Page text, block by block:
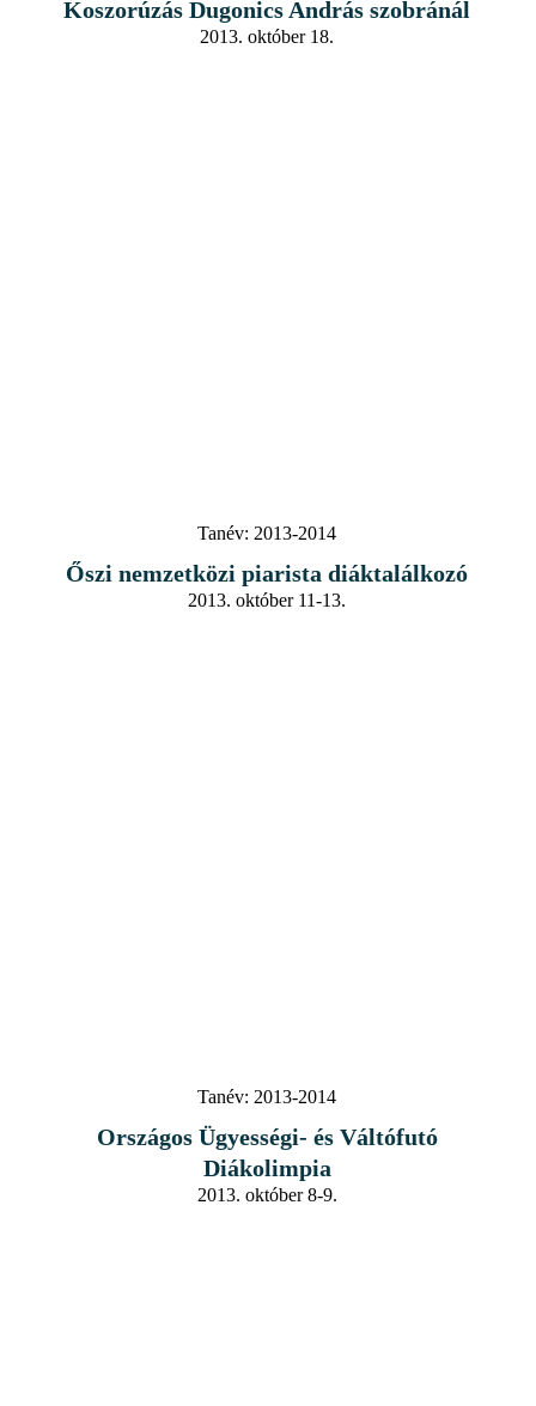
Koszorúzás Dugonics András szobránál
2013. október 18.
Tanév: 2013-2014
Őszi nemzetközi piarista diáktalálkozó
2013. október 11-13.
Tanév: 2013-2014
Országos Ügyességi- és Váltófutó
Diákolimpia
2013. október 8-9.